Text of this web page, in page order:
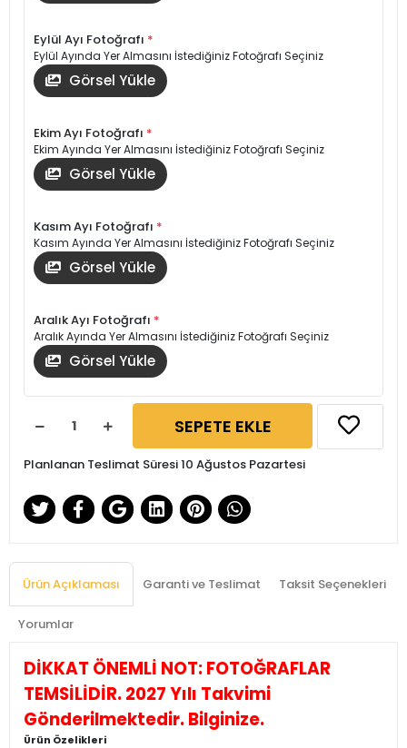
Eylül Ayı Fotoğrafı *
Eylül Ayında Yer Almasını İstediğiniz Fotoğrafı Seçiniz
Görsel Yükle
Ekim Ayı Fotoğrafı *
Ekim Ayında Yer Almasını İstediğiniz Fotoğrafı Seçiniz
Görsel Yükle
Kasım Ayı Fotoğrafı *
Kasım Ayında Yer Almasını İstediğiniz Fotoğrafı Seçiniz
Görsel Yükle
Aralık Ayı Fotoğrafı *
Aralık Ayında Yer Almasını İstediğiniz Fotoğrafı Seçiniz
Görsel Yükle
SEPETE EKLE
Planlanan Teslimat Süresi 10 Ağustos Pazartesi
Ürün Açıklaması Garanti ve Teslimat Taksit Seçenekleri
Yorumlar
DİKKAT ÖNEMLİ NOT: FOTOĞRAFLAR
TEMSİLİDİR. 2027 Yılı Takvimi
Gönderilmektedir. Bilginize.
Ürün Özelikleri